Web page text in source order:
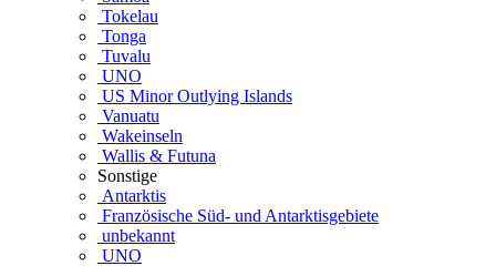
Tokelau
Tonga
Tuvalu
UNO
US Minor Outlying Islands
Vanuatu
Wakeinseln
Wallis & Futuna
Sonstige
Antarktis
Französische Süd- und Antarktisgebiete
unbekannt
UNO